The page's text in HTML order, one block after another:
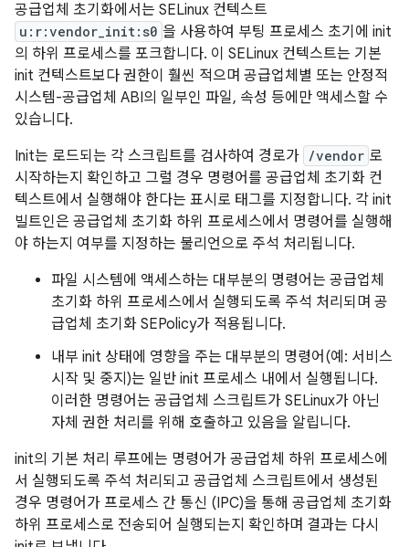
공급업체 초기화에서는 SELinux 컨텍스트
u:r:vendor_init:s0 을 사용하여 부팅 프로세스 초기에 init
의 하위 프로세스를 포크합니다. 이 SELinux 컨텍스트는 기본
init 컨텍스트보다 권한이 훨씬 적으며 공급업체별 또는 안정적
시스템-공급업체 ABI의 일부인 파일, 속성 등에만 액세스할 수
있습니다.
Init는 로드되는 각 스크립트를 검사하여 경로가 /vendor 로
시작하는지 확인하고 그럴 경우 명령어를 공급업체 초기화 컨
텍스트에서 실행해야 한다는 표시로 태그를 지정합니다. 각 init
빌트인은 공급업체 초기화 하위 프로세스에서 명령어를 실행해
야 하는지 여부를 지정하는 불리언으로 주석 처리됩니다.
파일 시스템에 액세스하는 대부분의 명령어는 공급업체
초기화 하위 프로세스에서 실행되도록 주석 처리되며 공
급업체 초기화 SEPolicy가 적용됩니다.
내부 init 상태에 영향을 주는 대부분의 명령어(예: 서비스
시작 및 중지)는 일반 init 프로세스 내에서 실행됩니다.
이러한 명령어는 공급업체 스크립트가 SELinux가 아닌
자체 권한 처리를 위해 호출하고 있음을 알립니다.
init의 기본 처리 루프에는 명령어가 공급업체 하위 프로세스에
서 실행되도록 주석 처리되고 공급업체 스크립트에서 생성된
경우 명령어가 프로세스 간 통신 (IPC)을 통해 공급업체 초기화
하위 프로세스로 전송되어 실행되는지 확인하며 결과는 다시